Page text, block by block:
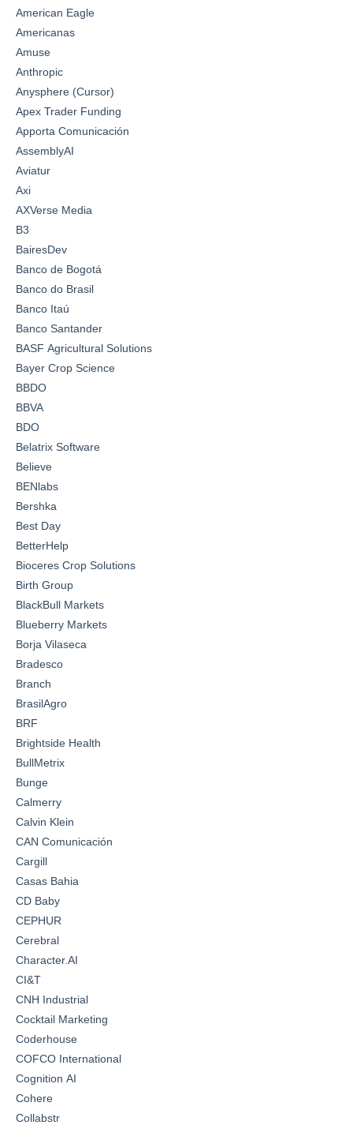
American Eagle
Americanas
Amuse
Anthropic
Anysphere (Cursor)
Apex Trader Funding
Apporta Comunicación
AssemblyAI
Aviatur
Axi
AXVerse Media
B3
BairesDev
Banco de Bogotá
Banco do Brasil
Banco Itaú
Banco Santander
BASF Agricultural Solutions
Bayer Crop Science
BBDO
BBVA
BDO
Belatrix Software
Believe
BENlabs
Bershka
Best Day
BetterHelp
Bioceres Crop Solutions
Birth Group
BlackBull Markets
Blueberry Markets
Borja Vilaseca
Bradesco
Branch
BrasilAgro
BRF
Brightside Health
BullMetrix
Bunge
Calmerry
Calvin Klein
CAN Comunicación
Cargill
Casas Bahia
CD Baby
CEPHUR
Cerebral
Character.AI
CI&T
CNH Industrial
Cocktail Marketing
Coderhouse
COFCO International
Cognition AI
Cohere
Collabstr